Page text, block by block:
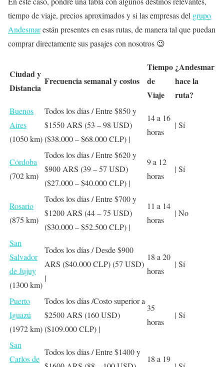
tiempo de viaje, precios aproximados y si las empresas del grupo
Andesmarestán presentes en esas rutas, de manera tal que puedan
comprar directamente sus pasajes con nosotros 😉
Ciudad y
Distancia
Frecuencia semanal y costos
Tiempo
de
Viaje
¿Andesmar
hace la
ruta?
Buenos
Aires
(1050 km)
Todos los días / Entre $850 y
$1550 ARS (53 – 98 USD)
($38.000 – $68.000 CLP) |
14 a 16
horas
| Sí
Córdoba
(702 km)
Todos los días / Entre $620 y
$900 ARS (39 – 57 USD)
($27.000 – $40.000 CLP) |
9 a 12
horas
| Sí
Rosario
(875 km)
Todos los días / Entre $700 y
$1200 ARS (44 – 75 USD)
($30.000 – $52.500 CLP) |
11 a 14
horas
| No
San
Salvador
de Jujuy
(1300 km)
Todos los días / Desde $900
ARS ($40.000 CLP) (57 USD)
|
18 a 20
horas
| Sí
Puerto
Iguazú
(1972 km)
Todos los días /Costo superior a
$2500 ARS (160 USD)
($109.000 CLP) |
35
horas
| Sí
San
Carlos de
Todos los días / Entre $1400 y
18 a 19